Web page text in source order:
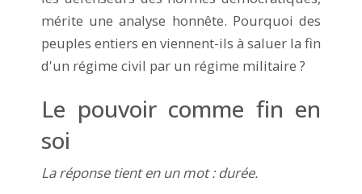
mérite une analyse honnête. Pourquoi des
peuples entiers en viennent-ils à saluer la fin
d'un régime civil par un régime militaire ?
Le pouvoir comme fin en
soi
La réponse tient en un mot : durée.